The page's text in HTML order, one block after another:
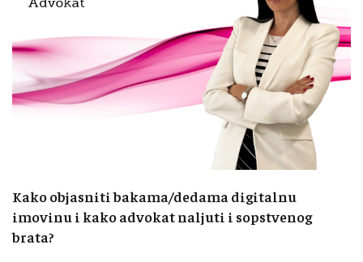
Kako objasniti bakama/dedama digitalnu
imovinu i kako advokat naljuti i sopstvenog
brata?